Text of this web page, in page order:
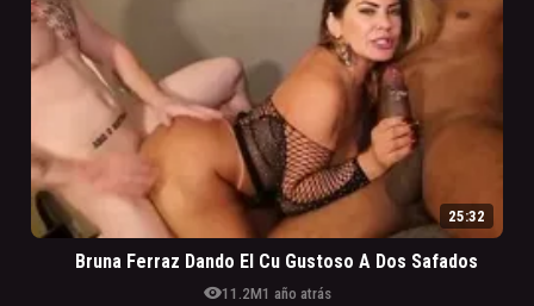
25:32
Bruna Ferraz Dando El Cu Gustoso A Dos Safados
visibility11.2M1 año atrás